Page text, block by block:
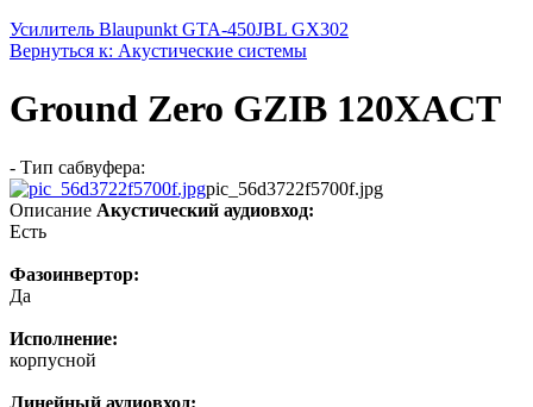
Усилитель Blaupunkt GTA-450JBL GX302
Вернуться к: Акустические системы
Ground Zero GZIB 120XACT
- Тип сабвуфера:
pic_56d3722f5700f.jpg
Описание Акустический аудиовход:
Есть
Фазоинвертор:
Да
Исполнение:
корпусной
Линейный аудиовход: